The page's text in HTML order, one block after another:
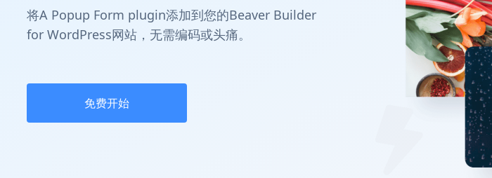
将A Popup Form plugin添加到您的Beaver Builder
for WordPress网站，无需编码或头痛。
免费开始